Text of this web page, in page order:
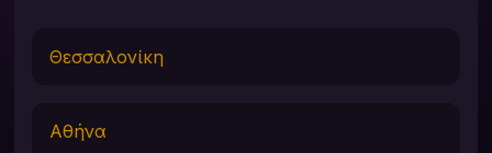
Θεσσαλονίκη
Αθήνα